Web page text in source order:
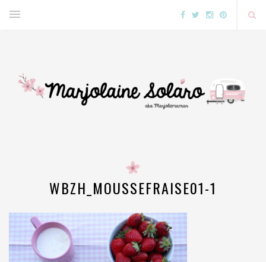
WBZH_MOUSSEFRAISE01-1